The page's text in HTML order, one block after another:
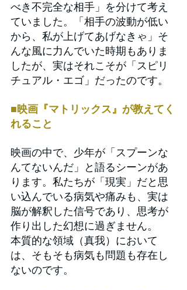
べき不完全な相手」を分けて考え
ていました。「相手の波動が低い
から、私が上げてあげなきゃ」そ
んな風に力んでいた時期もありま
したが、実はそれこそが「スピリ
チュアル・エゴ」だったのです。
■映画『マトリックス』が教えてく
れること
映画の中で、少年が「スプーンな
んてないんだ」と語るシーンがあ
ります。私たちが「現実」だと思
い込んでいる病気や痛みも、実は
脳が解釈した信号であり、思考が
作り出した幻想に過ぎません。
本質的な領域（真我）において
は、そもそも病気も問題も存在し
ないのです。